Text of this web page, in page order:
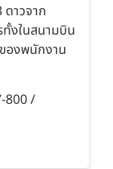
ดาวจาก
งในสนามบิน
องพนักงาน
800 /